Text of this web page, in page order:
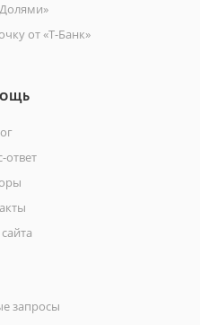
от «Т-Банк»
ответ
запросы